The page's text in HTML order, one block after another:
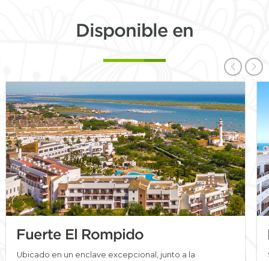
Disponible en
Fuerte El Rompido
Ubicado en un enclave excepcional, junto a la